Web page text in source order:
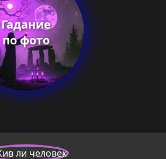
Гадание
по фото